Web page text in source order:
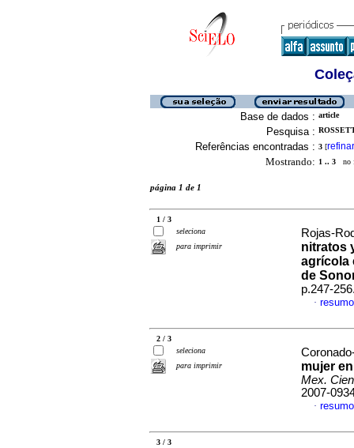
Base de dados : article
Pesquisa :
Referências encontradas : 3 [refinar
Mostrando: 1 .. 3 no
página 1 de 1
1 / 3
seleciona
para imprimir
Rojas-
nitratos
agrícola
de
p.247-
·
2 / 3
seleciona
para imprimir
mujer
Mex.
2007-
·
3 / 3